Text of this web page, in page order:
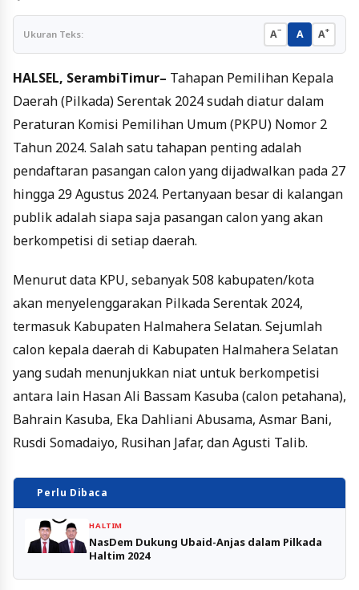
Ukuran Teks: A− A A+
HALSEL, SerambiTimur– Tahapan Pemilihan Kepala
Daerah (Pilkada) Serentak 2024 sudah diatur dalam
Peraturan Komisi Pemilihan Umum (PKPU) Nomor 2
Tahun 2024. Salah satu tahapan penting adalah
pendaftaran pasangan calon yang dijadwalkan pada 27
hingga 29 Agustus 2024. Pertanyaan besar di kalangan
publik adalah siapa saja pasangan calon yang akan
berkompetisi di setiap daerah.
Menurut data KPU, sebanyak 508 kabupaten/kota
akan menyelenggarakan Pilkada Serentak 2024,
termasuk Kabupaten Halmahera Selatan. Sejumlah
calon kepala daerah di Kabupaten Halmahera Selatan
yang sudah menunjukkan niat untuk berkompetisi
antara lain Hasan Ali Bassam Kasuba (calon petahana),
Bahrain Kasuba, Eka Dahliani Abusama, Asmar Bani,
Rusdi Somadaiyo, Rusihan Jafar, dan Agusti Talib.
Perlu Dibaca
HALTIM
NasDem Dukung Ubaid-Anjas dalam Pilkada
Haltim 2024